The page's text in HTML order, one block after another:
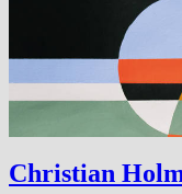
Christian